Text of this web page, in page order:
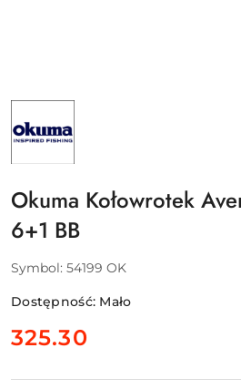
NAZWA
PRODUCENTA:
OKUMA
Okuma Kołowrotek
6+1 BB
Symbol: 54199 OK
Dostępność: Mało
cena:
325.30